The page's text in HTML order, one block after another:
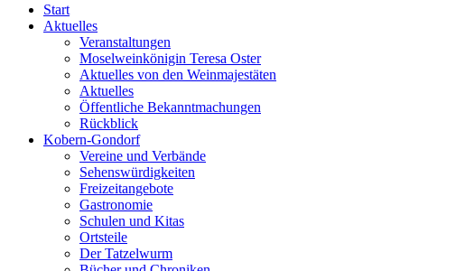
Start
Aktuelles
Veranstaltungen
Moselweinkönigin Teresa Oster
Aktuelles von den Weinmajestäten
Aktuelles
Öffentliche Bekanntmachungen
Rückblick
Kobern-Gondorf
Vereine und Verbände
Sehenswürdigkeiten
Freizeitangebote
Gastronomie
Schulen und Kitas
Ortsteile
Der Tatzelwurm